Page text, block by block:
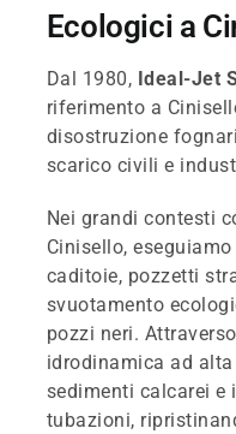
Ecologici a
Dal 1980, Ideal-Jet
riferimento a
disostruzione
scarico civili e
Nei grandi contesti
Cinisello,
caditoie, pozzetti
svuotamento
pozzi neri.
idrodinamica ad
sedimenti calcarei e
tubazioni,